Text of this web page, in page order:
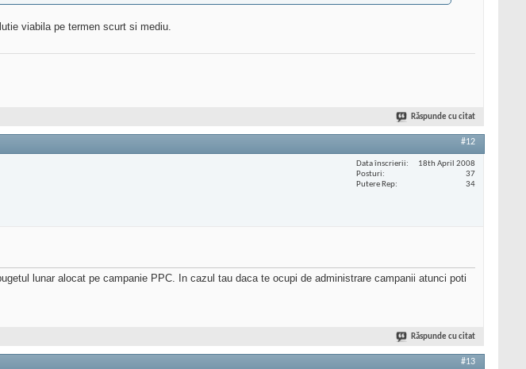
viabila pe termen scurt si mediu.
Răspunde cu citat
#12
Data înscrierii
18th April 2008
Posturi
37
Putere Rep
34
lunar alocat pe campanie PPC. In cazul tau daca te ocupi de administrare campanii atunci poti
Răspunde cu citat
#13